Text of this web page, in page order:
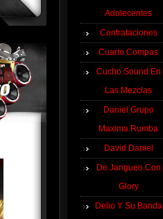
Adolecentes
Contrataciones
Cuarto Compas
Cucho Sound En
Las Mezclas
Daniel Grupo
Maxima Rumba
David Daniel
De Jangueo Con
Glory
Delio Y Su Banda